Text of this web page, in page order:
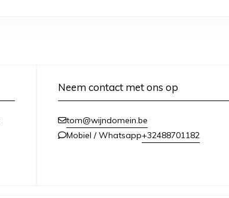
Neem contact met ons op
tom@wijndomein.be
Mobiel / Whatsapp+32488701182